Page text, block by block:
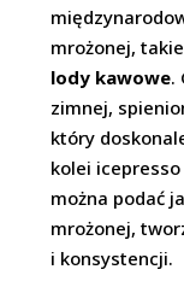
mrożonej,
lody kawowe.
zimnej,
który
kolei
można podać
mrożonej,
i konsystencji.